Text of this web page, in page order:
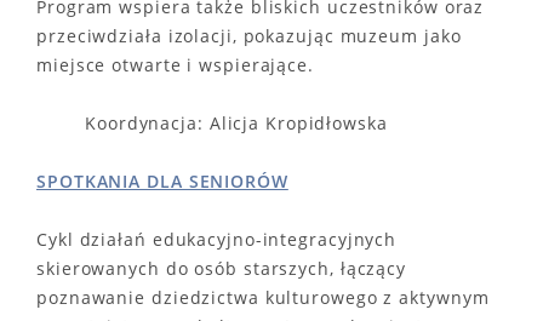
Program wspiera także bliskich uczestników oraz
przeciwdziała izolacji, pokazując muzeum jako
miejsce otwarte i wspierające.
Koordynacja: Alicja Kropidłowska
SPOTKANIA DLA SENIORÓW
Cykl działań edukacyjno-integracyjnych
skierowanych do osób starszych, łączący
poznawanie dziedzictwa kulturowego z aktywnym